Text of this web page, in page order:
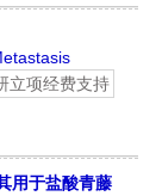
立项经费支持
用于盐酸青藤